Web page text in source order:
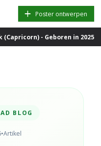
Poster ontwerpen
- Geboren in 2025
BLOG
•Artikel